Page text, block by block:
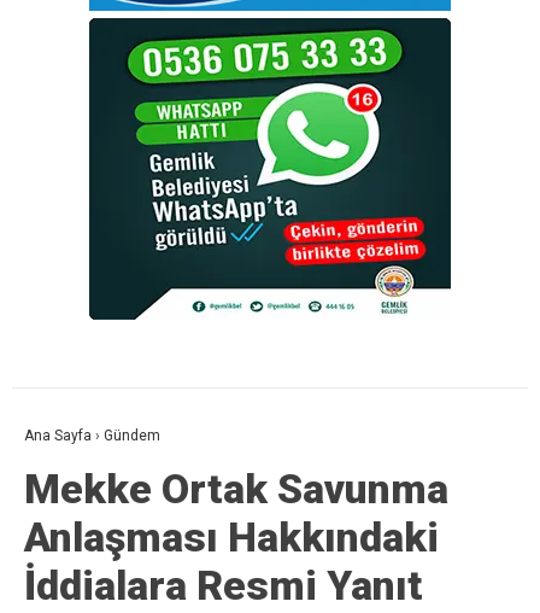
Ana Sayfa › Gündem
Mekke Ortak Savunma
Anlaşması Hakkındaki
İddialara Resmi Yanıt